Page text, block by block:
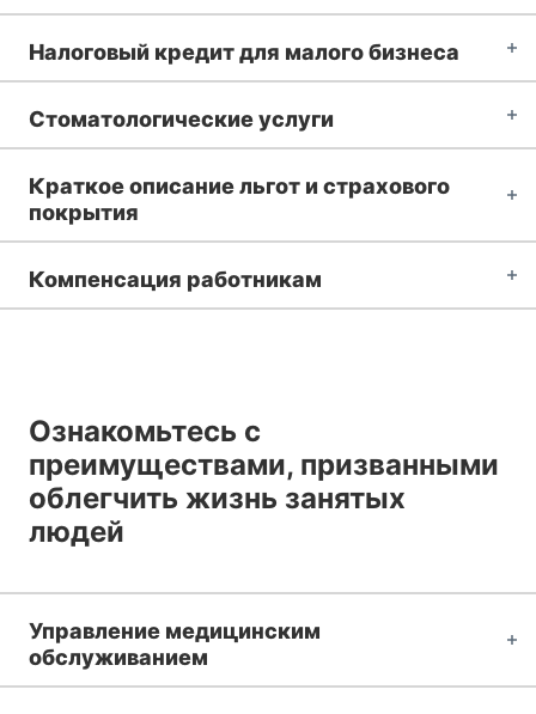
Налоговый кредит для малого бизнеса
Стоматологические услуги
Краткое описание льгот и страхового
покрытия
Компенсация работникам
Ознакомьтесь с
преимуществами, призванными
облегчить жизнь занятых
людей
Управление медицинским
обслуживанием